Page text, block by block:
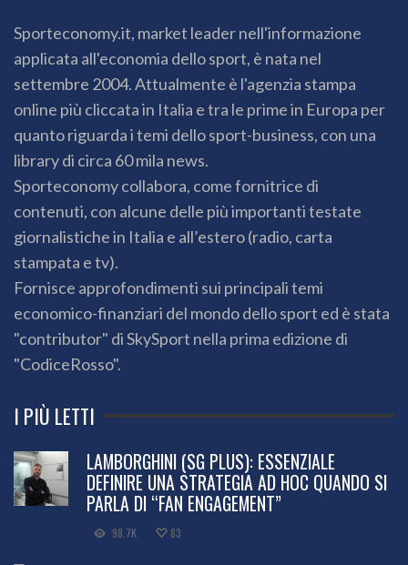
Sporteconomy.it, market leader nell'informazione
applicata all'economia dello sport, è nata nel
settembre 2004. Attualmente è l'agenzia stampa
online più cliccata in Italia e tra le prime in Europa per
quanto riguarda i temi dello sport-business, con una
library di circa 60 mila news.
Sporteconomy collabora, come fornitrice di
contenuti, con alcune delle più importanti testate
giornalistiche in Italia e all’estero (radio, carta
stampata e tv).
Fornisce approfondimenti sui principali temi
economico-finanziari del mondo dello sport ed è stata
"contributor" di SkySport nella prima edizione di
"CodiceRosso".
I PIÙ LETTI
LAMBORGHINI (SG PLUS): ESSENZIALE
DEFINIRE UNA STRATEGIA AD HOC QUANDO SI
PARLA DI “FAN ENGAGEMENT”
98.7K 83